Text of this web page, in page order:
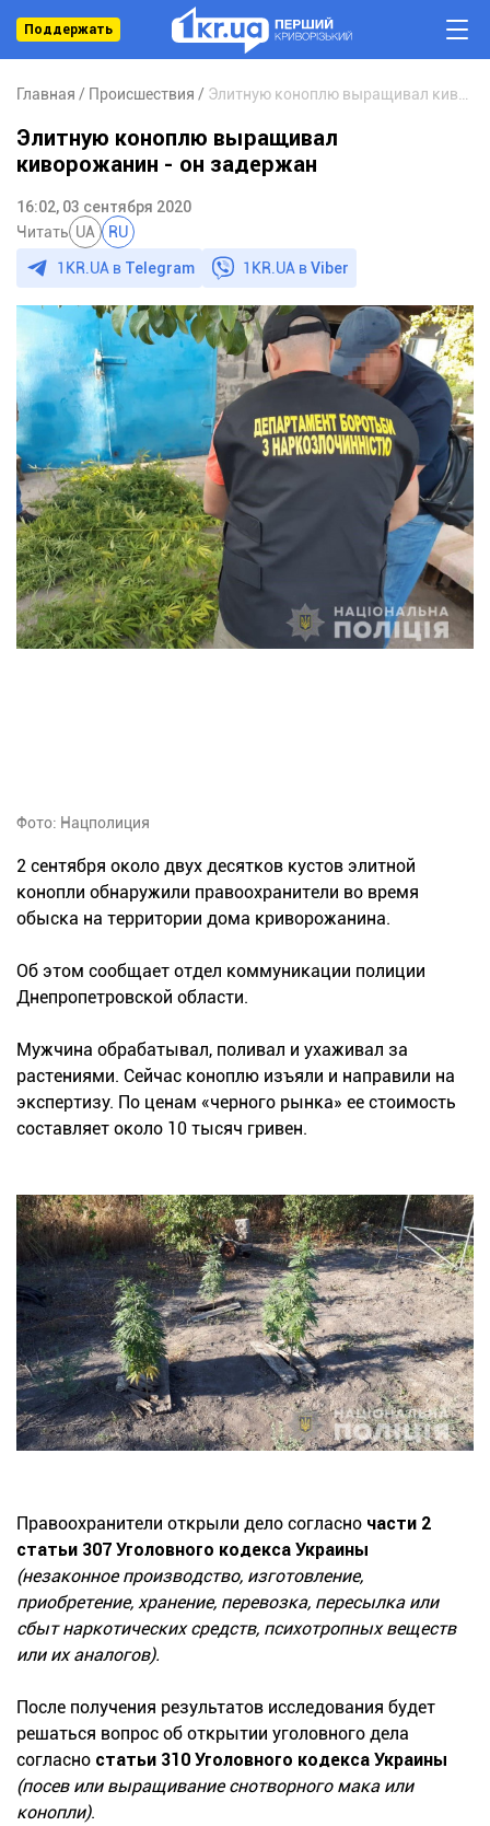
Поддержать
Главная Происшествия
Элитную коноплю выращивал
киворожанин - он задержан
16:02, 03 сентября 2020
Читать UA RU
1KR.UA в Telegram 1KR.UA вViber
Фото: Нацполиция
2 сентября около двух десятков кустов элитной
конопли обнаружили правоохранители во время
обыска на территории дома криворожанина.
Об этом сообщает отдел коммуникации полиции
Днепропетровской области.
Мужчина обрабатывал, поливал и ухаживал за
растениями. Сейчас коноплю изъяли и направили на
экспертизу. По ценам «черного рынка» ее стоимость
составляет около 10 тысяч гривен.
Правоохранители открыли дело согласно части 2
статьи 307 Уголовного кодекса Украины
(незаконное производство, изготовление,
приобретение, хранение, перевозка, пересылка или
сбыт наркотических средств, психотропных веществ
или их аналогов).
После получения результатов исследования будет
решаться вопрос об открытии уголовного дела
согласно статьи 310 Уголовного кодекса Украины
(посев или выращивание снотворного мака или
конопли).